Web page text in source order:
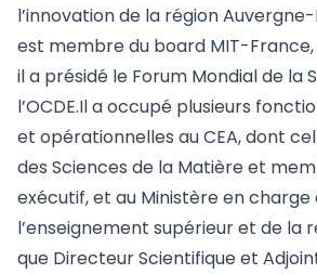
l’innovation de la région
est membre du board MIT-France,
il a présidé le Forum Mondial de la
l’OCDE.Il a occupé plusieurs
et opérationnelles au CEA, dont
des Sciences de la Matière et
exécutif, et au Ministère en charge
l’enseignement supérieur et de la
que Directeur Scientifique et